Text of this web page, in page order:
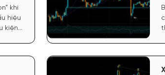
khi
hiệu
kiện